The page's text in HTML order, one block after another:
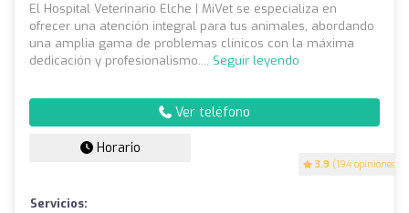
3.9 (194 opiniones)
El Hospital Veterinario Elche | MiVet se especializa en
ofrecer una atención integral para tus animales, abordando
una amplia gama de problemas clínicos con la máxima
dedicación y profesionalismo.... Seguir leyendo
Ver teléfono
Horario
Servicios: